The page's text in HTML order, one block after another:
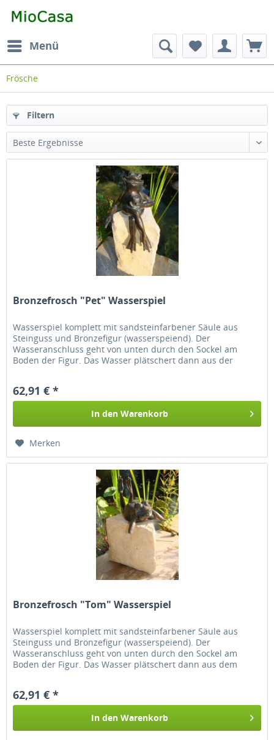
Menü
Frösche
Filtern
Bronzefrosch "Pet" Wasserspiel
Wasserspiel komplett mit sandsteinfarbener Säule aus
Steinguss und Bronzefigur (wasserspeiend). Der
Wasseranschluss geht von unten durch den Sockel am
Boden der Figur. Das Wasser plätschert dann aus der
62,91 € *
In den Warenkorb
Merken
Bronzefrosch "Tom" Wasserspiel
Wasserspiel komplett mit sandsteinfarbener Säule aus
Steinguss und Bronzefigur (wasserspeiend). Der
Wasseranschluss geht von unten durch den Sockel am
Boden der Figur. Das Wasser plätschert dann aus dem
62,91 € *
In den Warenkorb